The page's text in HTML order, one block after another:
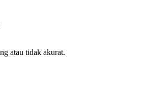
atau tidak akurat.